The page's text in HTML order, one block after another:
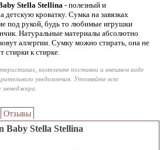
Stella Stellina - полезный и
детскую кроватку. Сумка на завязках
под рукой, будь то любимые игрушки
Натуральные материалы абсолютно
аллергии. Сумку можно стирать, она не
стирки к стирке.
комплекте поставки и внешнем виде
уведомления. Уточняйте всю
Отзывы
Baby Stella Stellina